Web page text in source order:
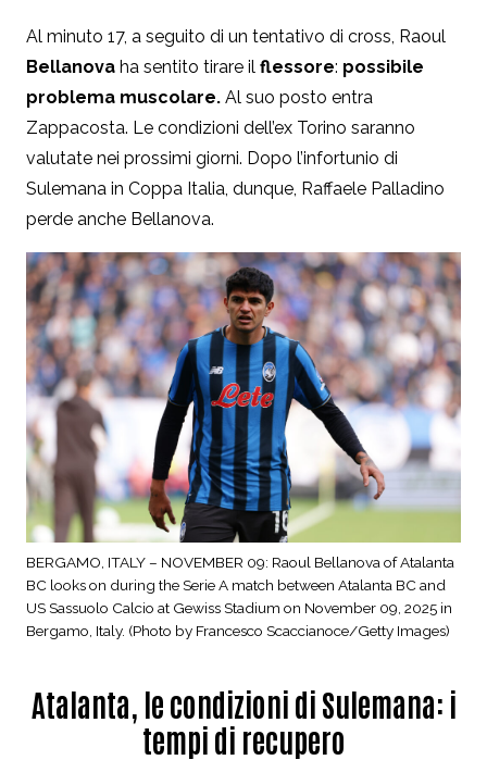
Al minuto 17, a seguito di un tentativo di cross, Raoul
Bellanova ha sentito tirare il flessore: possibile
problema muscolare. Al suo posto entra
Zappacosta. Le condizioni dell’ex Torino saranno
valutate nei prossimi giorni. Dopo l’infortunio di
Sulemana in Coppa Italia, dunque, Raffaele Palladino
perde anche Bellanova.
BERGAMO, ITALY – NOVEMBER 09: Raoul Bellanova of Atalanta
BC looks on during the Serie A match between Atalanta BC and
US Sassuolo Calcio at Gewiss Stadium on November 09, 2025 in
Bergamo, Italy. (Photo by Francesco Scaccianoce/Getty Images)
Atalanta, le condizioni di Sulemana: i
tempi di recupero